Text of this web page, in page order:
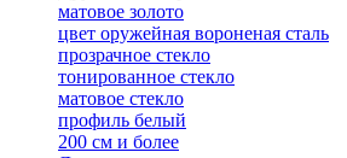
матовое золото
цвет оружейная вороненая сталь
прозрачное стекло
тонированное стекло
матовое стекло
профиль белый
200 см и более